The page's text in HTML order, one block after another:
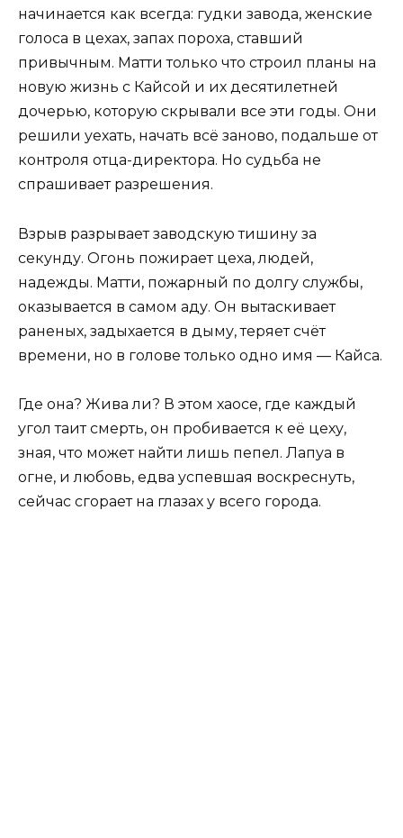
начинается как всегда: гудки завода, женские
голоса в цехах, запах пороха, ставший
привычным. Матти только что строил планы на
новую жизнь с Кайсой и их десятилетней
дочерью, которую скрывали все эти годы. Они
решили уехать, начать всё заново, подальше от
контроля отца-директора. Но судьба не
спрашивает разрешения.
Взрыв разрывает заводскую тишину за
секунду. Огонь пожирает цеха, людей,
надежды. Матти, пожарный по долгу службы,
оказывается в самом аду. Он вытаскивает
раненых, задыхается в дыму, теряет счёт
времени, но в голове только одно имя — Кайса.
Где она? Жива ли? В этом хаосе, где каждый
угол таит смерть, он пробивается к её цеху,
зная, что может найти лишь пепел. Лапуа в
огне, и любовь, едва успевшая воскреснуть,
сейчас сгорает на глазах у всего города.